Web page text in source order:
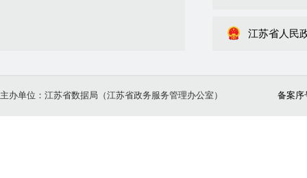
江苏省人民
主办单位：江苏省数据局（江苏省政务服务管理办公室） 备案序